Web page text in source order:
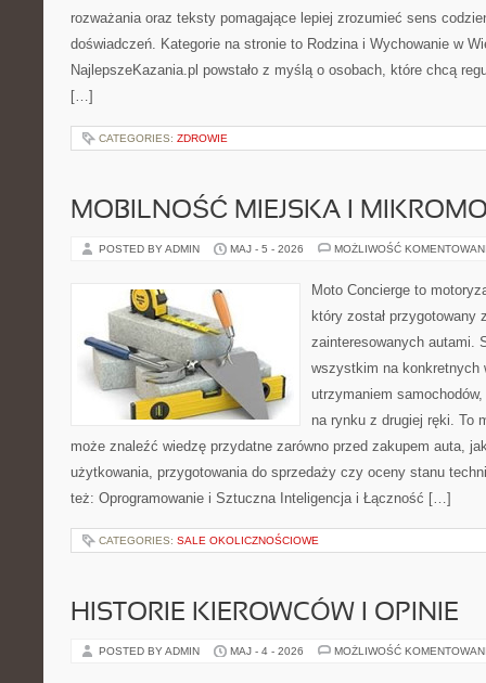
rozważania oraz teksty pomagające lepiej zrozumieć sens
doświadczeń. Kategorie na stronie to Rodzina i Wychowanie w
NajlepszeKazania.pl powstało z myślą o osobach, które chcą
[…]
CATEGORIES: ZDROWIE
MOBILNOŚĆ MIEJSKA I
POSTED BY ADMIN MAJ - 5 - 2026 MOŻLIWOŚĆ
Moto Concierge to
który został przygotowany
zainteresowanych autami.
wszystkim na konkretnych
utrzymaniem
na rynku z drugiej ręki. To
może znaleźć wiedzę przydatne zarówno przed zakupem auta,
użytkowania, przygotowania do sprzedaży czy oceny stanu
też: Oprogramowanie i Sztuczna Inteligencja i Łączność […]
CATEGORIES: SALE OKOLICZNOŚCIOWE
HISTORIE KIEROWCÓW I OPINIE
POSTED BY ADMIN MAJ - 4 - 2026 MOŻLIWOŚĆ